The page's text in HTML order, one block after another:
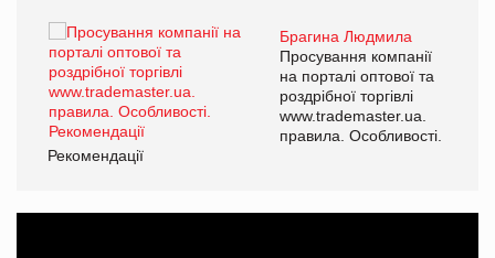
Брагина Людмила
Просування компанії
на порталі оптової та
роздрібної торгівлі
www.trademaster.ua.
правила. Особливості.
Рекомендації